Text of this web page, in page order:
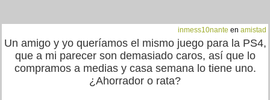
inmess10nante en amistad
Un amigo y yo queríamos el mismo juego para la PS4,
que a mi parecer son demasiado caros, así que lo
compramos a medias y casa semana lo tiene uno.
¿Ahorrador o rata?